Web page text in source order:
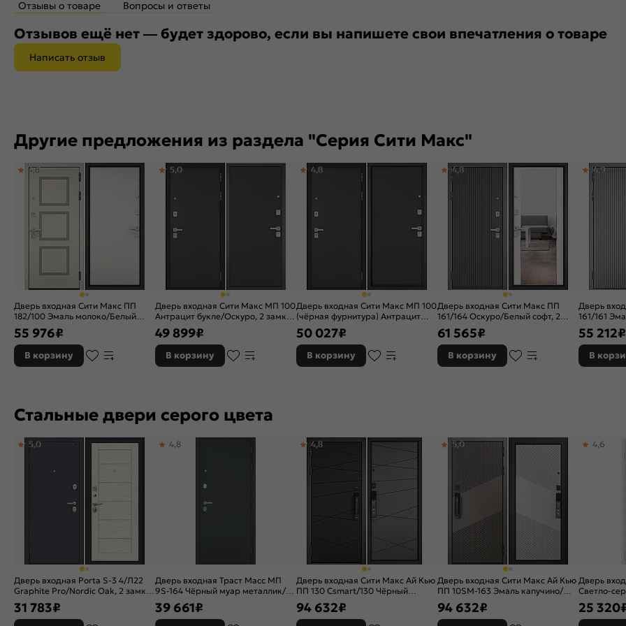
Отзывы о товаре Вопросы и ответы
Отзывов ещё нет — будет здорово, если вы напишете свои впечатления о товаре
Написать отзыв
Другие предложения из раздела "Серия Сити Макс"
Дверь входная Сити Макс ПП
182/100 Эмаль молоко/Белый
софт, 2 замка, с ночной
задвижкой
4,8
55 976₽
В корзину
Дверь входная Сити Макс МП 100
Антрацит букле/Оскуро, 2 замка,
с ночной задвижкой
5,0
49 899₽
В корзину
Дверь входная Сити Макс МП 100
(чёрная фурнитура) Антрацит
букле/Оскуро, 2 замка, с ночной
задвижкой
4,8
50 027₽
В корзину
Дверь входная Сити Макс ПП
161/164 Оскуро/Белый софт, 2
замка, с ночной задвижкой
4,8
61 565₽
В корзину
Дверь
161/161
Эмаль
ночной
4,9
55 212₽
В
Стальные двери серого цвета
Дверь входная Porta S-3 4/Л22
Graphite Pro/Nordic Oak, 2 замка,
с ночной задвижкой
5,0
31 783₽
Дверь входная Траст Масс МП
9S-164 Чёрный муар металлик/
Графит софт, с зеркалом, 2 замка,
с ночной задвижкой
4,8
39 661₽
Дверь входная Сити Макс Ай Кью
ПП 130 Csmart/130 Чёрный
матовый/Бетон серый, 2 замка
4,8
94 632₽
Дверь входная Сити Макс Ай Кью
ПП 10SM-163 Эмаль капучино/
Эмаль светло-серая, 2 замка
5,0
94 632₽
Дверь
Светло-
замок
4,6
25 320